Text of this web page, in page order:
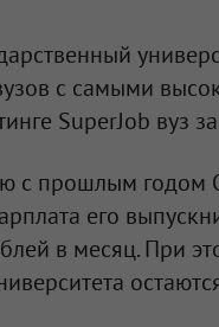
с самыми
SuperJob вуз
с прошлым годом
его
в месяц. При